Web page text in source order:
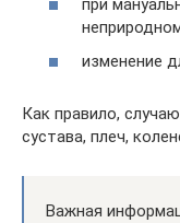
при
изменение
Как правило,
сустава, плеч,
Важная